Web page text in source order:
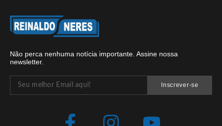
Não perca nenhuma notícia importante. Assine nossa
newsletter.
Inscrever-se